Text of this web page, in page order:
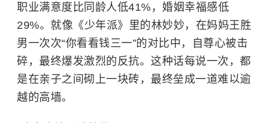
职业满意度比同龄人低41%，婚姻幸福感低
29%。就像《少年派》里的林妙妙，在妈妈王胜
男一次次“你看看钱三一”的对比中，自尊心被击
碎，最终爆发激烈的反抗。这种话每说一次，都
是在亲子之间砌上一块砖，最终垒成一道难以逾
越的高墙。